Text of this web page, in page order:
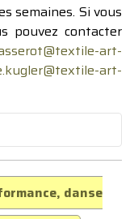
semaines. Si vous
pouvez contacter
art-
art-
danse